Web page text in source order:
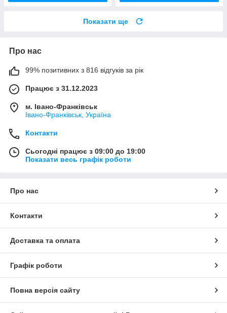
Показати ще
Про нас
99% позитивних з 816 відгуків за рік
Працює з 31.12.2023
м. Івано-Франківськ
Івано-Франківськ, Україна
Контакти
Сьогодні працює з 09:00 до 19:00
Показати весь графік роботи
Про нас
Контакти
Доставка та оплата
Графік роботи
Повна версія сайту